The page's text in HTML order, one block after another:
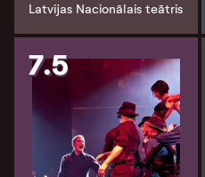
Latvijas Nacionālais teātris
7.5